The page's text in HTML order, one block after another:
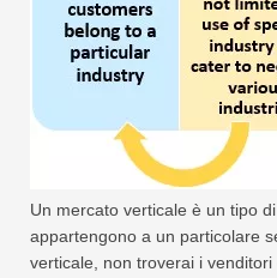
Un mercato verticale è un tipo
appartengono a un particolare
verticale, non troverai i